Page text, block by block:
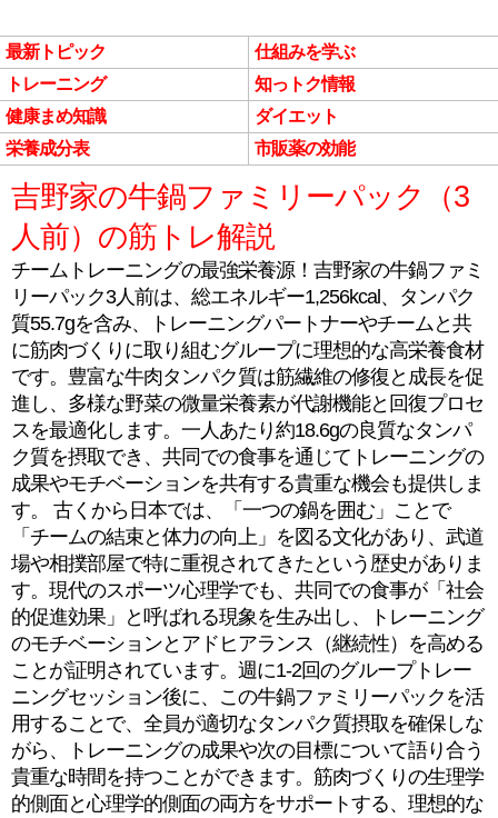
最新トピック
仕組みを学ぶ
トレーニング
知っトク情報
健康まめ知識
ダイエット
栄養成分表
市販薬の効能
吉野家の牛鍋ファミリーパック（3
人前）の筋トレ解説
チームトレーニングの最強栄養源！吉野家の牛鍋ファミ
リーパック3人前は、総エネルギー1,256kcal、タンパク
質55.7gを含み、トレーニングパートナーやチームと共
に筋肉づくりに取り組むグループに理想的な高栄養食材
です。豊富な牛肉タンパク質は筋繊維の修復と成長を促
進し、多様な野菜の微量栄養素が代謝機能と回復プロセ
スを最適化します。一人あたり約18.6gの良質なタンパ
ク質を摂取でき、共同での食事を通じてトレーニングの
成果やモチベーションを共有する貴重な機会も提供しま
す。 古くから日本では、「一つの鍋を囲む」ことで
「チームの結束と体力の向上」を図る文化があり、武道
場や相撲部屋で特に重視されてきたという歴史がありま
す。現代のスポーツ心理学でも、共同での食事が「社会
的促進効果」と呼ばれる現象を生み出し、トレーニング
のモチベーションとアドヒアランス（継続性）を高める
ことが証明されています。週に1-2回のグループトレー
ニングセッション後に、この牛鍋ファミリーパックを活
用することで、全員が適切なタンパク質摂取を確保しな
がら、トレーニングの成果や次の目標について語り合う
貴重な時間を持つことができます。筋肉づくりの生理学
的側面と心理学的側面の両方をサポートする、理想的な